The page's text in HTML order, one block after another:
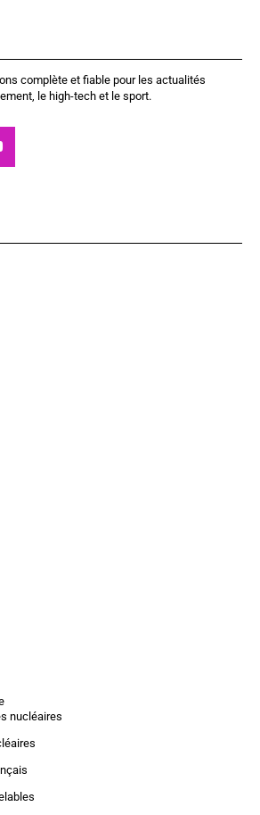
complète et fiable pour les actualités
le high-tech et le sport.
nucléaires